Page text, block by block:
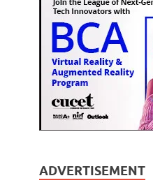
ADVERTISEMENT